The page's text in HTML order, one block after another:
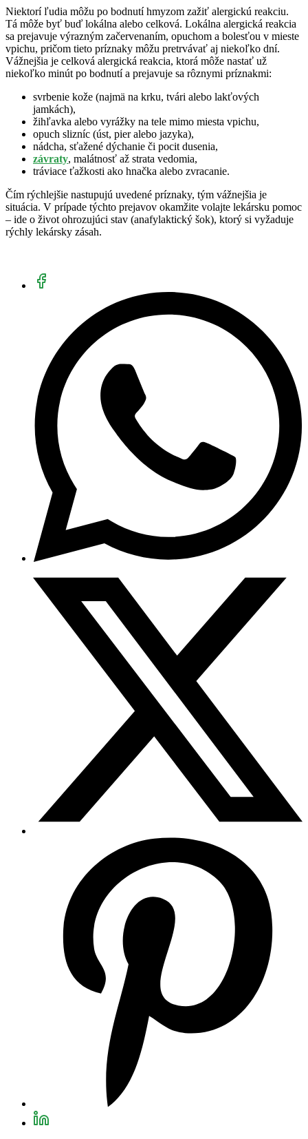
Niektorí ľudia môžu po bodnutí hmyzom zažiť alergickú reakciu.
Tá môže byť buď lokálna alebo celková. Lokálna alergická reakcia
sa prejavuje výrazným začervenaním, opuchom a bolesťou v mieste
vpichu, pričom tieto príznaky môžu pretrvávať aj niekoľko dní.
Vážnejšia je celková alergická reakcia, ktorá môže nastať už
niekoľko minút po bodnutí a prejavuje sa rôznymi príznakmi:
svrbenie kože (najmä na krku, tvári alebo lakťových
jamkách),
žihľavka alebo vyrážky na tele mimo miesta vpichu,
opuch slizníc (úst, pier alebo jazyka),
nádcha, sťažené dýchanie či pocit dusenia,
závraty, malátnosť až strata vedomia,
tráviace ťažkosti ako hnačka alebo zvracanie.
Čím rýchlejšie nastupujú uvedené príznaky, tým vážnejšia je
situácia. V prípade týchto prejavov okamžite volajte lekársku pomoc
– ide o život ohrozujúci stav (anafylaktický šok), ktorý si vyžaduje
rýchly lekársky zásah.